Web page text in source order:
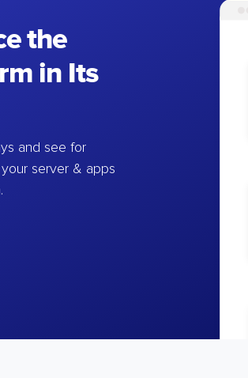
the
in Its
and see for
server & apps